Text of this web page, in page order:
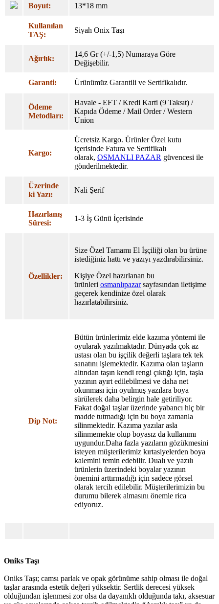
Boyut: 13*18 mm
Kullanılan
TAŞ:
Siyah Onix Taşı
Ağırlık:
14,6 Gr (+/-1,5) Numaraya Göre
Değişebilir.
Garanti: Ürünümüz Garantili ve Sertifikalıdır.
Ödeme
Metodları:
Havale - EFT / Kredi Karti (9 Taksıt) /
Kapıda Ödeme / Mail Order / Western
Union
Kargo:
Ücretsiz Kargo. Ürünler Özel kutu
içerisinde Fatura ve Sertifikalı
olarak, OSMANLI PAZAR güvencesi ile
gönderilmektedir.
Üzerinde
ki Yazı:
Nali Şerif
Hazırlanış
Süresi:
1-3 İş Günü İçerisinde
Özellikler:
Size Özel Tamamı El İşçiliği olan bu ürüne
istediğiniz hattı ve yazıyı yazdırabilirsiniz.
Kişiye Özel hazırlanan bu
ürünleri osmanlıpazarsayfasından iletişime
geçerek kendinize özel olarak
hazırlatabilirsiniz.
Dip Not:
Bütün ürünlerimiz elde kazıma yöntemi ile
oyularak yazılmaktadır. Dünyada çok az
ustası olan bu işçilik değerli taşlara tek tek
sanatını işlemektedir. Kazıma olan taşların
altından taşın kendi rengi çıktığı için, taşla
yazının ayırt edilebilmesi ve daha net
okunması için oyulmuş yazılara boya
sürülerek daha belirgin hale getiriliyor.
Fakat doğal taşlar üzerinde yabancı hiç bir
madde tutmadığı için bu boya zamanla
silinmektedir. Kazıma yazılar asla
silinmemekte olup boyasız da kullanımı
uygundur.Daha fazla yazıların gözükmesini
isteyen müşterilerimiz kırtasiyelerden boya
kalemini temin edebilir. Dualı ve yazılı
ürünlerin üzerindeki boyalar yazının
önemini arttırmadığı için sadece görsel
olarak tercih edilebilir. Müşterilerimizin bu
durumu bilerek almasını önemle rica
ediyoruz.
Oniks Taşı
Oniks Taşı; camsı parlak ve opak görünüme sahip olması ile doğal
taşlar arasında estetik değeri yüksektir. Sertlik derecesi yüksek
olduğundan işlenmesi zor olsa da dayanıklı olduğunda takı, aksesuar